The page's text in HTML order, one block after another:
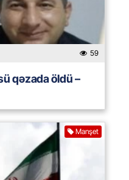
59
qəzada öldü –
Manşet